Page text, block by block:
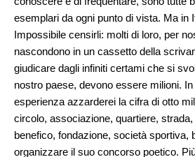
esemplari da ogni punto di vista. Ma in
Impossibile censirli: molti di loro, per
nascondono in un cassetto della
giudicare dagli infiniti certami che si
nostro paese, devono essere milioni.
esperienza azzarderei la cifra di otto
circolo, associazione, quartiere,
benefico, fondazione, società sportiva,
organizzare il suo concorso poetico.